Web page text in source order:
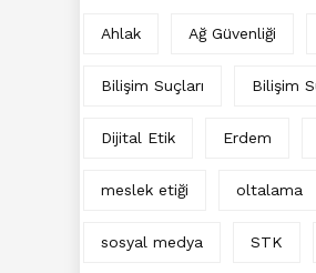
Ahlak Ağ Güvenliği
Bilişim Suçları Bilişim
Dijital Etik Erdem
meslek etiği oltalama
sosyal medya STK